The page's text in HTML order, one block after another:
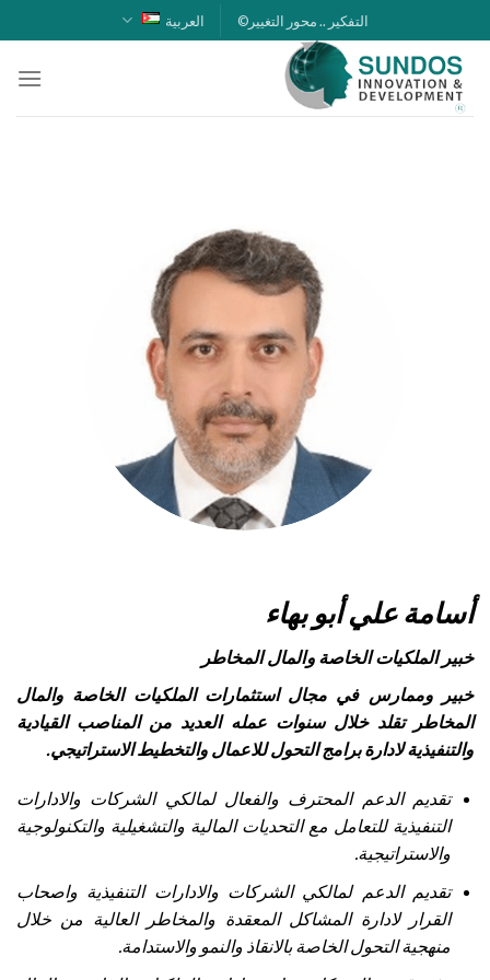
للمحتوى
التفكير .. محور التغيير© العربية
أسامة علي أبو بهاء
خبير الملكيات الخاصة والمال المخاطر
خبير وممارس في مجال استثمارات الملكيات الخاصة والمال
المخاطر تقلد خلال سنوات عمله العديد من المناصب القيادية
والتنفيذية لادارة برامج التحول للاعمال والتخطيط الاستراتيجي.
تقديم الدعم المحترف والفعال لمالكي الشركات والادارات
التنفيذية للتعامل مع التحديات المالية والتشغيلية والتكنولوجية
والاستراتيجية.
تقديم الدعم لمالكي الشركات والادارات التنفيذية واصحاب
القرار لادارة المشاكل المعقدة والمخاطر العالية من خلال
منهجية التحول الخاصة بالانقاذ والنمو والاستدامة.